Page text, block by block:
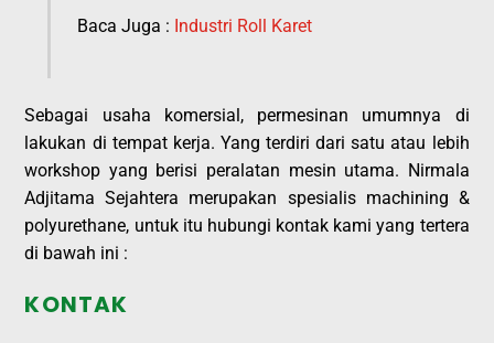
Baca Juga : Industri Roll Karet
Sebagai usaha komersial, permesinan umumnya di
lakukan di tempat kerja. Yang terdiri dari satu atau lebih
workshop yang berisi peralatan mesin utama. Nirmala
Adjitama Sejahtera merupakan spesialis machining &
polyurethane, untuk itu hubungi kontak kami yang tertera
di bawah ini :
KONTAK